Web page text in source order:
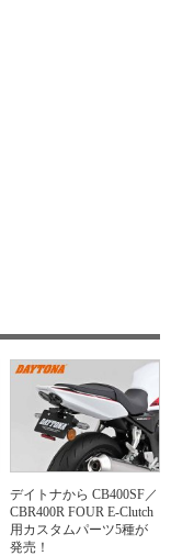
デイトナから CB400SF／
CBR400R FOUR E-Clutch
用カスタムパーツ5種が
発売！